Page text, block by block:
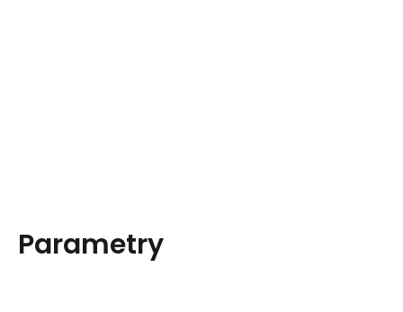
Parametry